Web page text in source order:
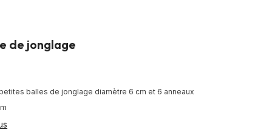
de jonglage
balles de jonglage diamètre 6 cm et 6 anneaux